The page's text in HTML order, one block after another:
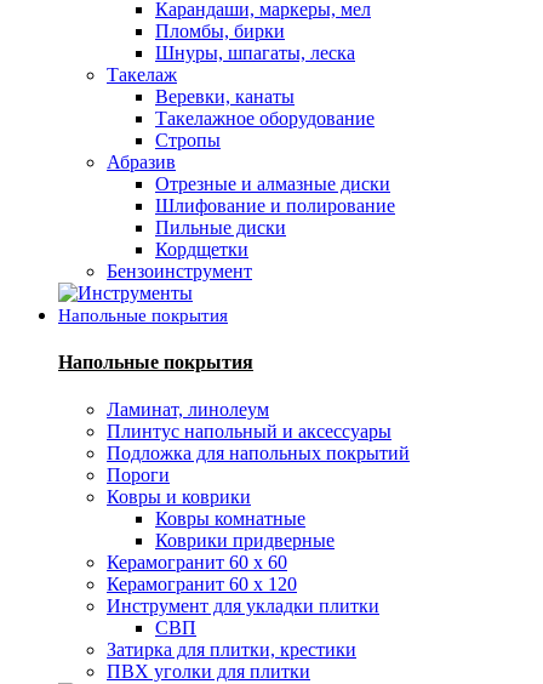
Карандаши, маркеры, мел
Пломбы, бирки
Шнуры, шпагаты, леска
Такелаж
Веревки, канаты
Такелажное оборудование
Стропы
Абразив
Отрезные и алмазные диски
Шлифование и полирование
Пильные диски
Кордщетки
Бензоинструмент
Напольные покрытия
Напольные покрытия
Ламинат, линолеум
Плинтус напольный и аксессуары
Подложка для напольных покрытий
Пороги
Ковры и коврики
Ковры комнатные
Коврики придверные
Керамогранит 60 х 60
Керамогранит 60 х 120
Инструмент для укладки плитки
СВП
Затирка для плитки, крестики
ПВХ уголки для плитки